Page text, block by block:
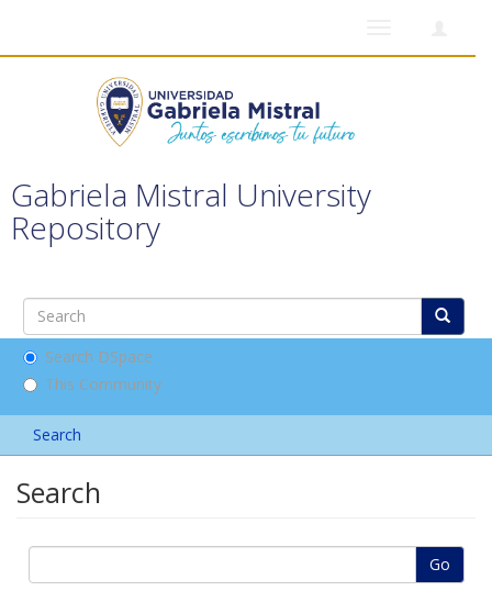
Gabriela Mistral University
Repository
Search DSpace
This Community
Search
Search
Go